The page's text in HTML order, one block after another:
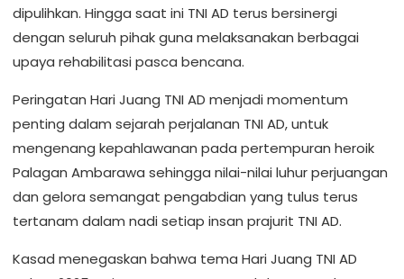
dipulihkan. Hingga saat ini TNI AD terus bersinergi
dengan seluruh pihak guna melaksanakan berbagai
upaya rehabilitasi pasca bencana.
Peringatan Hari Juang TNI AD menjadi momentum
penting dalam sejarah perjalanan TNI AD, untuk
mengenang kepahlawanan pada pertempuran heroik
Palagan Ambarawa sehingga nilai-nilai luhur perjuangan
dan gelora semangat pengabdian yang tulus terus
tertanam dalam nadi setiap insan prajurit TNI AD.
Kasad menegaskan bahwa tema Hari Juang TNI AD